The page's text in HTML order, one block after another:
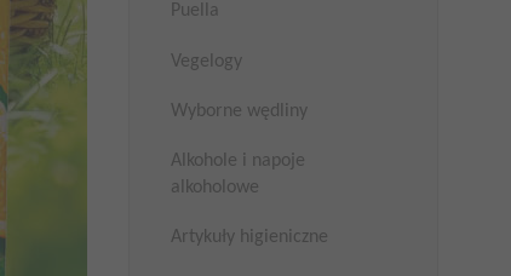
Puella
Vegelogy
Wyborne wędliny
Alkohole i napoje
alkoholowe
Artykuły higieniczne